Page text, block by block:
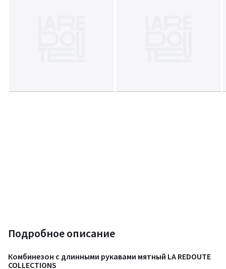
Подробное описание
Комбинезон с длинными рукавами мятный LA REDOUTE
COLLECTIONS